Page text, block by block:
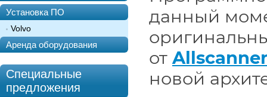
Установка ПО
Volvo
Аренда оборудования
Специальные
предложения
данный
от
новой